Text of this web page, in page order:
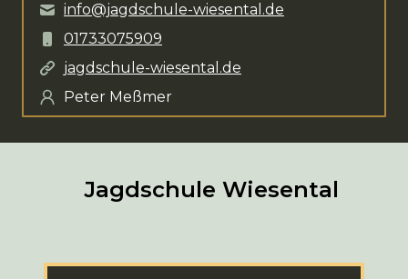
info@jagdschule-wiesental.de
01733075909
jagdschule-wiesental.de
Peter Meßmer
Jagdschule Wiesental